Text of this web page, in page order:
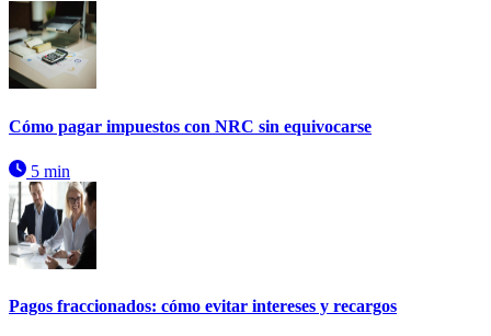
Cómo pagar impuestos con NRC sin equivocarse
5 min
Pagos fraccionados: cómo evitar intereses y recargos